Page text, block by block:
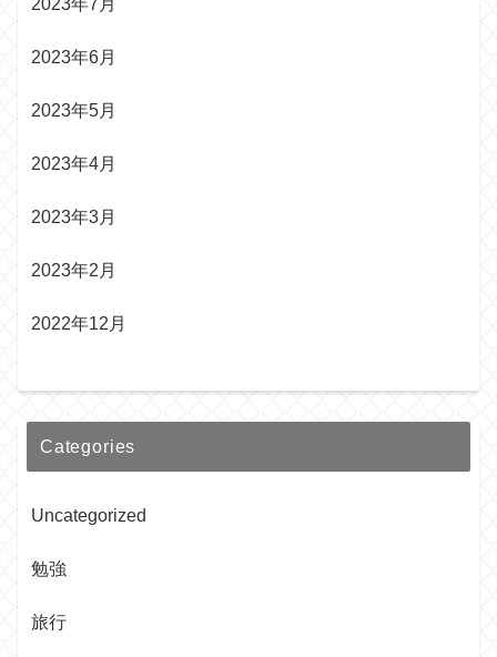
2023年7月
2023年6月
2023年5月
2023年4月
2023年3月
2023年2月
2022年12月
Categories
Uncategorized
勉強
旅行